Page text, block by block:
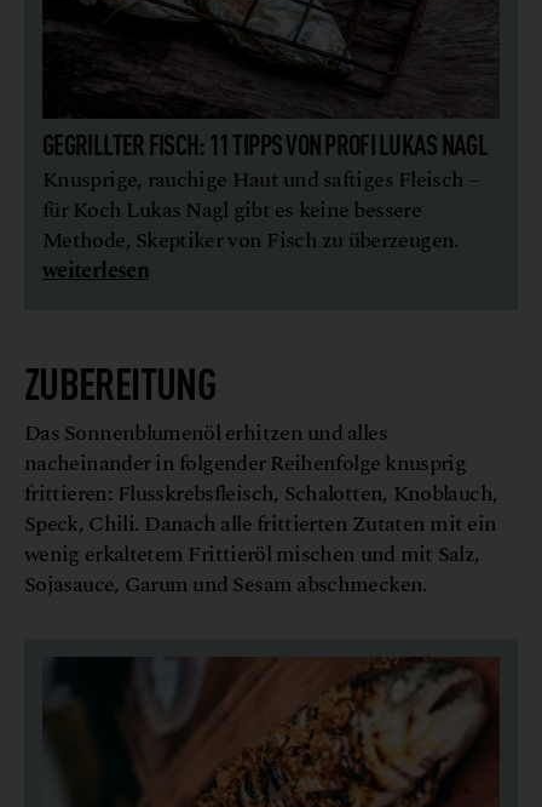
GEGRILLTER FISCH: 11 TIPPS VON PROFI LUKAS NAGL
Knusprige, rauchige Haut und saftiges Fleisch –
für Koch Lukas Nagl gibt es keine bessere
Methode, Skeptiker von Fisch zu überzeugen.
weiterlesen
ZUBEREITUNG
Das Sonnenblumenöl erhitzen und alles
nacheinander in folgender Reihenfolge knusprig
frittieren: Flusskrebsfleisch, Schalotten, Knoblauch,
Speck, Chili. Danach alle frittierten Zutaten mit ein
wenig erkaltetem Frittieröl mischen und mit Salz,
Sojasauce, Garum und Sesam abschmecken.